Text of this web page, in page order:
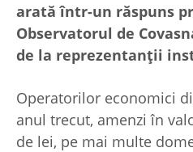
arată într-un răspuns
Observatorul de
de la reprezentanții
Operatorilor economici
anul trecut, amenzi în
de lei, pe mai multe